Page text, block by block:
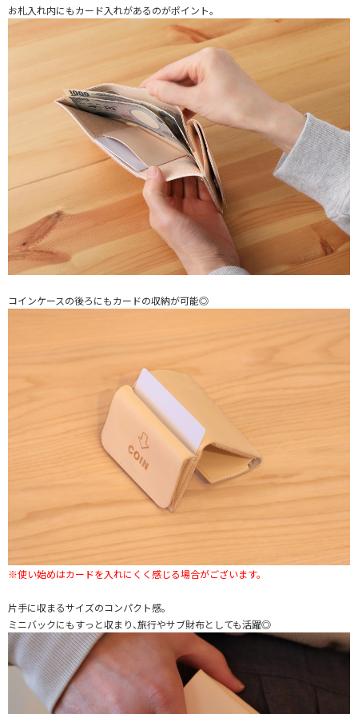
お札入れ内にもカード入れがあるのがポイント。
コインケースの後ろにもカードの収納が可能◎
※使い始めはカードを入れにくく感じる場合がございます。
片手に収まるサイズのコンパクト感。
ミニバックにもすっと収まり、旅行やサブ財布としても活躍◎